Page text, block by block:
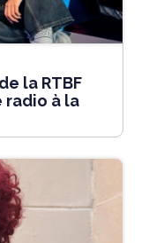
la RTBF
radio à la